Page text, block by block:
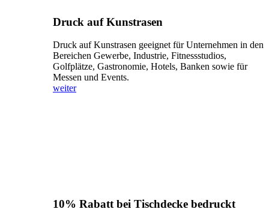
Druck auf Kunstrasen
Druck auf Kunstrasen geeignet für Unternehmen in den
Bereichen Gewerbe, Industrie, Fitnessstudios,
Golfplätze, Gastronomie, Hotels, Banken sowie für
Messen und Events.
weiter
10% Rabatt bei Tischdecke bedruckt